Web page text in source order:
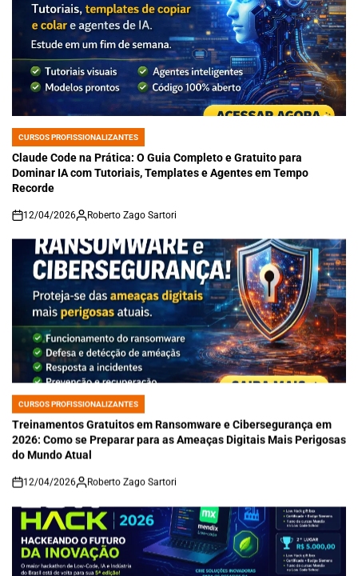
POSTED
IN
CURSOS PROFISSIONALIZANTES
Claude Code na Prática: O Guia Completo e Gratuito para
Dominar IA com Tutoriais, Templates e Agentes em Tempo
Recorde
on
12/04/2026 Roberto Zago Sartori
POSTED
IN
CURSOS PROFISSIONALIZANTES
Treinamentos Gratuitos em Ransomware e Cibersegurança em
2026: Como se Preparar para as Ameaças Digitais Mais Perigosas
do Mundo Atual
on
12/04/2026 Roberto Zago Sartori